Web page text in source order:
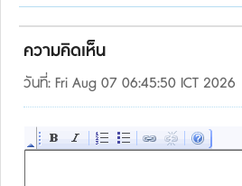
ความคิดเห็น
วันที่: Fri Aug 07 06:45:50 ICT 2026